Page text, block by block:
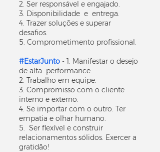
2. Ser responsável e engajado.
3. Disponibilidade e entrega.
4. Trazer soluções e superar
desafios.
5. Comprometimento profissional.
#EstarJunto - 1. Manifestar o desejo
de alta performance.
2. Trabalho em equipe.
3. Compromisso com o cliente
interno e externo.
4. Se importar com o outro. Ter
empatia e olhar humano.
5. Ser flexível e construir
relacionamentos sólidos. Exercer a
gratidão!